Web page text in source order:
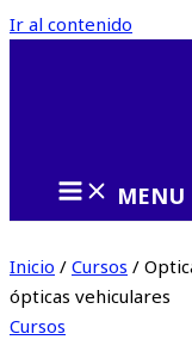
Ir al contenido
MENU
Inicio / Cursos /
ópticas vehiculares
Cursos